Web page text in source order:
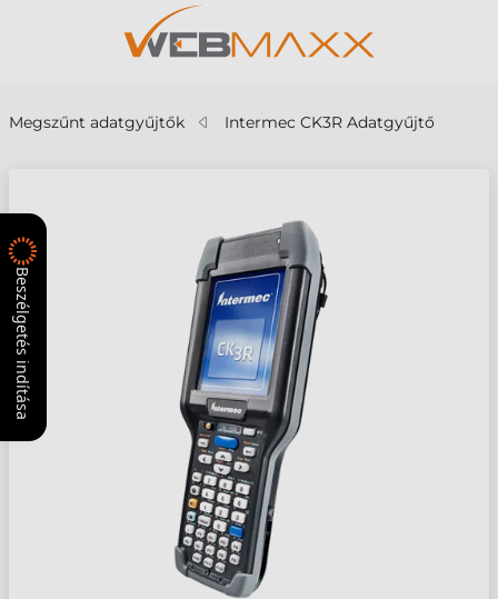
Megszűnt adatgyűjtők Intermec CK3R Adatgyűjtő
Beszélgetés indítása